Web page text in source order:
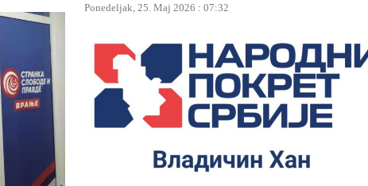
Ponedeljak, 25. Maj 2026 : 07:32